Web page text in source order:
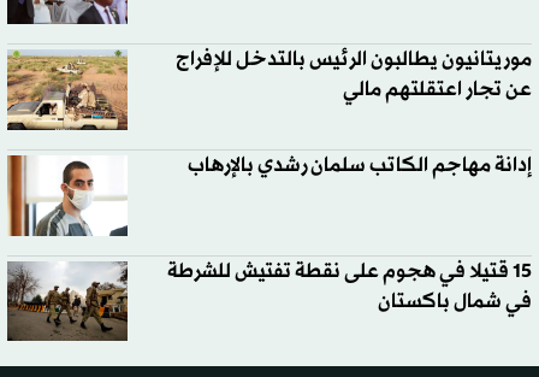
موريتانيون يطالبون الرئيس بالتدخل للإفراج
عن تجار اعتقلتهم مالي
إدانة مهاجم الكاتب سلمان رشدي بالإرهاب
15 قتيلا في هجوم على نقطة تفتيش للشرطة
في شمال باكستان